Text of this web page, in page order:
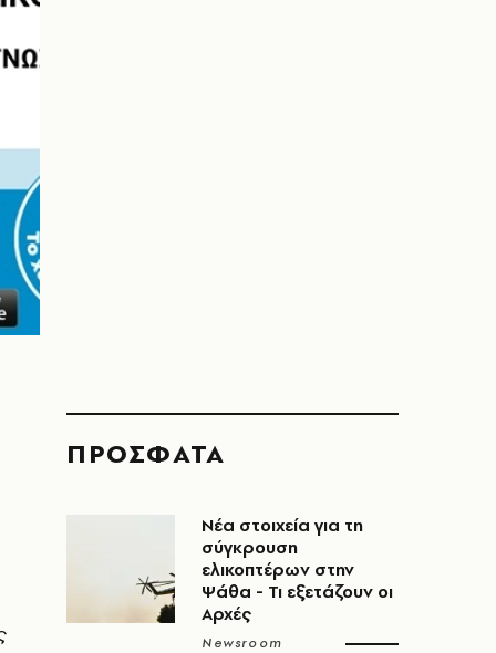
ΠΡΟΣΦΑΤΑ
Νέα στοιχεία για τη
σύγκρουση
ελικοπτέρων στην
Ψάθα - Τι εξετάζουν οι
Αρχές
Newsroom